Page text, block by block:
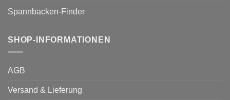
Spannbacken-Finder
SHOP-INFORMATIONEN
AGB
Versand & Lieferung